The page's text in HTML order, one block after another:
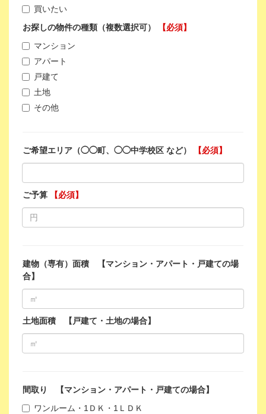
買いたい
お探しの物件の種類（複数選択可）
【必須】
マンション
アパート
戸建て
土地
その他
ご希望エリア（◯◯町、◯◯中学校区 など） 【必須】
ご予算 【必須】
建物（専有）面積 【マンション・アパート・戸建ての場
合】
土地面積 【戸建て・土地の場合】
間取り 【マンション・アパート・戸建ての場合】
ワンルーム・1ＤＫ・1ＬＤＫ